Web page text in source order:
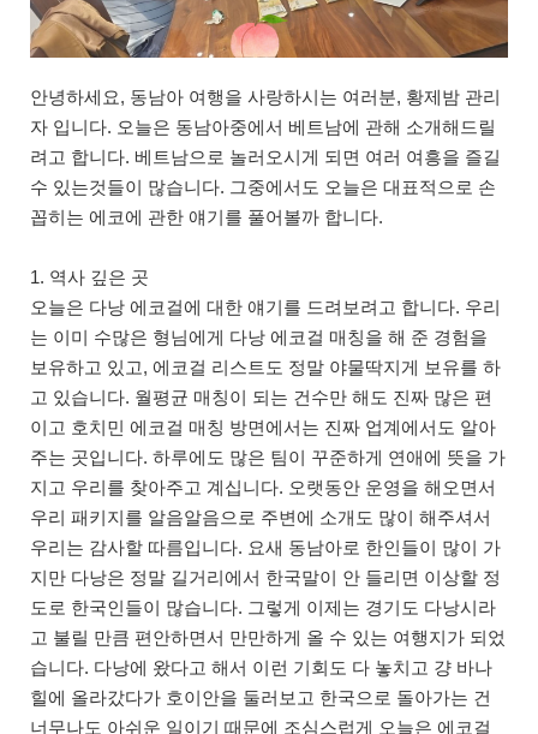
안녕하세요, 동남아 여행을 사랑하시는 여러분, 황제밤 관리
자 입니다. 오늘은 동남아중에서 베트남에 관해 소개해드릴
려고 합니다. 베트남으로 놀러오시게 되면 여러 여흥을 즐길
수 있는것들이 많습니다. 그중에서도 오늘은 대표적으로 손
꼽히는 에코에 관한 얘기를 풀어볼까 합니다.
1. 역사 깊은 곳
오늘은 다낭 에코걸에 대한 얘기를 드려보려고 합니다. 우리
는 이미 수많은 형님에게 다낭 에코걸 매칭을 해 준 경험을
보유하고 있고, 에코걸 리스트도 정말 야물딱지게 보유를 하
고 있습니다. 월평균 매칭이 되는 건수만 해도 진짜 많은 편
이고 호치민 에코걸 매칭 방면에서는 진짜 업계에서도 알아
주는 곳입니다. 하루에도 많은 팀이 꾸준하게 연애에 뜻을 가
지고 우리를 찾아주고 계십니다. 오랫동안 운영을 해오면서
우리 패키지를 알음알음으로 주변에 소개도 많이 해주셔서
우리는 감사할 따름입니다. 요새 동남아로 한인들이 많이 가
지만 다낭은 정말 길거리에서 한국말이 안 들리면 이상할 정
도로 한국인들이 많습니다. 그렇게 이제는 경기도 다낭시라
고 불릴 만큼 편안하면서 만만하게 올 수 있는 여행지가 되었
습니다. 다낭에 왔다고 해서 이런 기회도 다 놓치고 걍 바나
힐에 올라갔다가 호이안을 둘러보고 한국으로 돌아가는 건
너무나도 아쉬운 일이기 때문에 조심스럽게 오늘은 에코걸